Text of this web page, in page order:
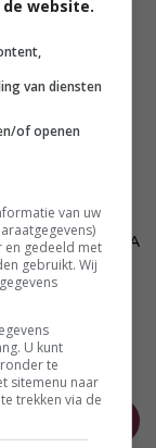
niet
MARA
pagina
website.
van diensten
of openen
van uw
gedeeld met
gebruikt. Wij
U kunt
te
sitemenu naar
trekken via de